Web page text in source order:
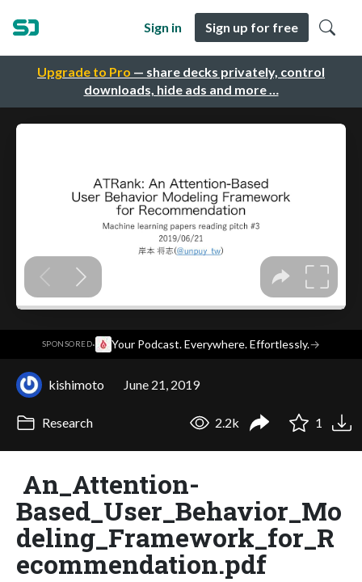
Upgrade to Pro — share decks privately, control
downloads, hide ads and more …
Sign in Sign up for free
SPONSORED· Your Podcast. Everywhere. Effortlessly.→
kishimoto June 21, 2019
Research 2.2k 1
An_Attention-
Based_User_Behavior_Mo
deling_Framework_for_R
ecommendation.pdf